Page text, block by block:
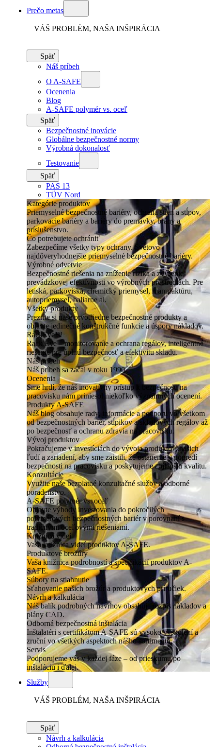
Prečo metas
VÁŠ PROBLÉM, NAŠA INŠPIRÁCIA
Späť
Náš príbeh
O A-SAFE
Ocenenia
Blog
A-SAFE polymér vs. oceľ
Späť
Bezpečnostné inovácie
Globálne bezpečnostné normy
Výrobná dokonalosť
Testovanie
Späť
PAS 13
TÜV Nord
Kategórie produktov
Priemyselné bezpečnostné bariéry, ochrana stien a stĺpov,
parkovacie bariéry a bariéry do premávky, brány a
príslušenstvo.
Čo potrebujete ochrániť
Zabezpečíme všetky typy ochrany. Svetovo
najdôveryhodnejšie priemyselné bezpečnostné bariéry.
Výrobné odvetvie
Bezpečnostné riešenia na zníženie rizika a zvýšenie
prevádzkovej efektívnosti vo výrobných prostrediach. Pre
letiská, parkoviská, chemický priemysel, manufaktúru,
autopriemysel, baliarne ai.
Všetky produkty
Prezrite si naše prvotriedne bezpečnostné produkty a
objavte jedinečné konštrukčné funkcie a úspory nákladov.
RackEye™
Rack Eye – monitorovanie a ochrana regálov, inteligentné
riešenie pre úplnú bezpečnosť a efektivitu skladu.
Náš príbeh
Náš príbeh sa začal v roku 1990.
Ocenenia
Sme hrdí, že náš inovatívny prístup k bezpečnosti na
pracovisku nám priniesol niekoľko významných ocenení.
Produkty A-SAFE
Náš blog obsahuje rady, informácie a podporu vo všetkom
od bezpečnostných bariér, stĺpikov a skladových regálov až
po bezpečnosť a ochranu zdravia na pracovisku.
Vývoj produktov
Pokračujeme v investíciách do vývoja produktov, našich
ľudí a zariadení, aby sme zaistili, že ostaneme v popredí
bezpečnosti na pracovisku a poskytujeme najlepšiu kvalitu.
Konzultácie
Využite naše bezplatné konzultačné služby a odborné
poradenstvo.
A-SAFE polymér vs. oceľ
Objavte výhody investovania do pokročilých
polymérových bezpečnostných bariér v porovnaní s
tradičnými oceľovými riešeniami.
Knižnica videí
Vaša knižnica videí produktov A-SAFE.
Produktové brožúry
Vaša knižnica podrobností a špecifikácií produktov A-
SAFE.
Súbory na stiahnutie
Sťahovanie našich brožúr a produktových príručiek.
Návrh a kalkulácia
Náš balík podrobných návrhov obsahuje rozpis nákladov a
plány CAD.
Odborná bezpečnostná inštalácia
Inštalatéri s certifikátom A-SAFE sú vysoko vyškolení a
zruční vo všetkých aspektoch nášho sortimentu.
Servis
Podporujeme vás v každej fáze – od prieskumu po
inštaláciu i ďalej.
Služby
VÁŠ PROBLÉM, NAŠA INŠPIRÁCIA
Späť
Návrh a kalkulácia